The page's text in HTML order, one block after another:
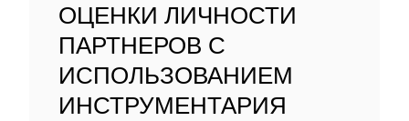
ОЦЕНКИ ЛИЧНОСТИ
ПАРТНЕРОВ С
ИСПОЛЬЗОВАНИЕМ
ИНСТРУМЕНТАРИЯ